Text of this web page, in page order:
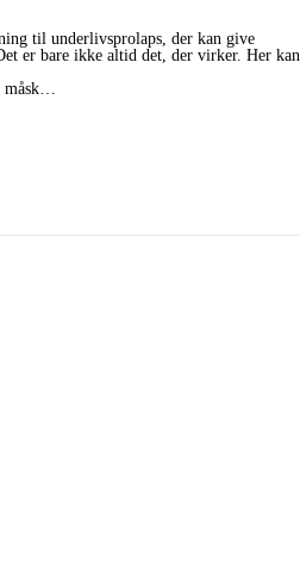
til underlivsprolaps, der kan give
er bare ikke altid det, der virker. Her kan